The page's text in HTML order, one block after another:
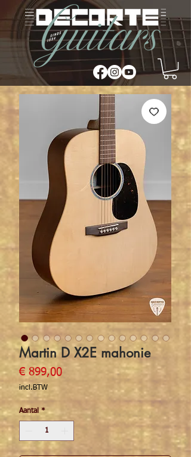
Martin D X2E mahonie
€ 899,00Prijs
incl.BTW
Aantal *